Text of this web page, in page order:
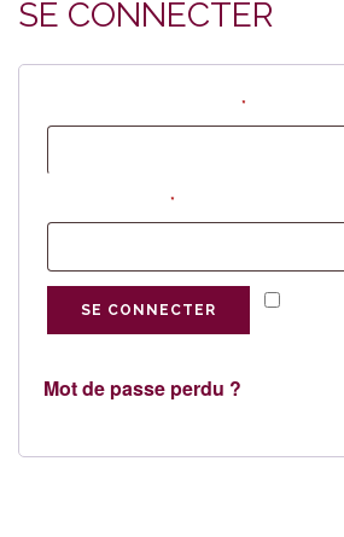
SE CONNECTER
*
*
SE CONNECTER
Mot de passe perdu ?